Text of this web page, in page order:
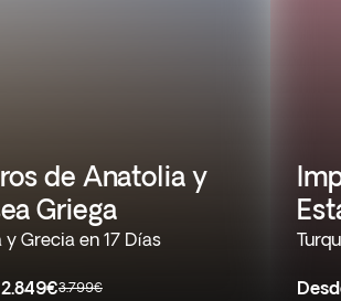
de Anatolia y
Griega
y Grecia en 17 Días
2.849€3.799€